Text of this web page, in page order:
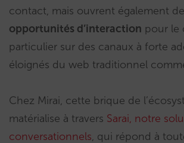
contact, mais ouvrent également de
opportunités d’interaction pour le
particulier sur des canaux à forte
éloignés du web traditionnel
Chez Mirai, cette brique de
matérialise à travers Sarai, notre
conversationnels, qui répond à